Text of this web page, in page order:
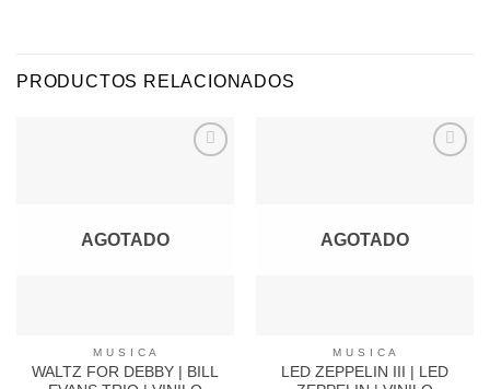
PRODUCTOS RELACIONADOS
AGOTADO
M U S I C A
WALTZ FOR DEBBY | BILL
AGOTADO
M U S I C A
LED ZEPPELIN III | LED